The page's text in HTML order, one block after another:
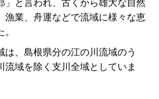
漁業、舟運などで流域に様々な恵
、島根県分の江の川流域のう
域を除く支川全域としていま